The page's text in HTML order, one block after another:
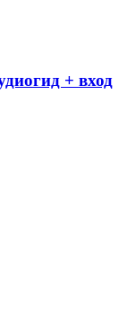
+ вход